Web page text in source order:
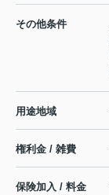
その他条件
用途地域
権利金 / 雑費
保険加入 / 料金